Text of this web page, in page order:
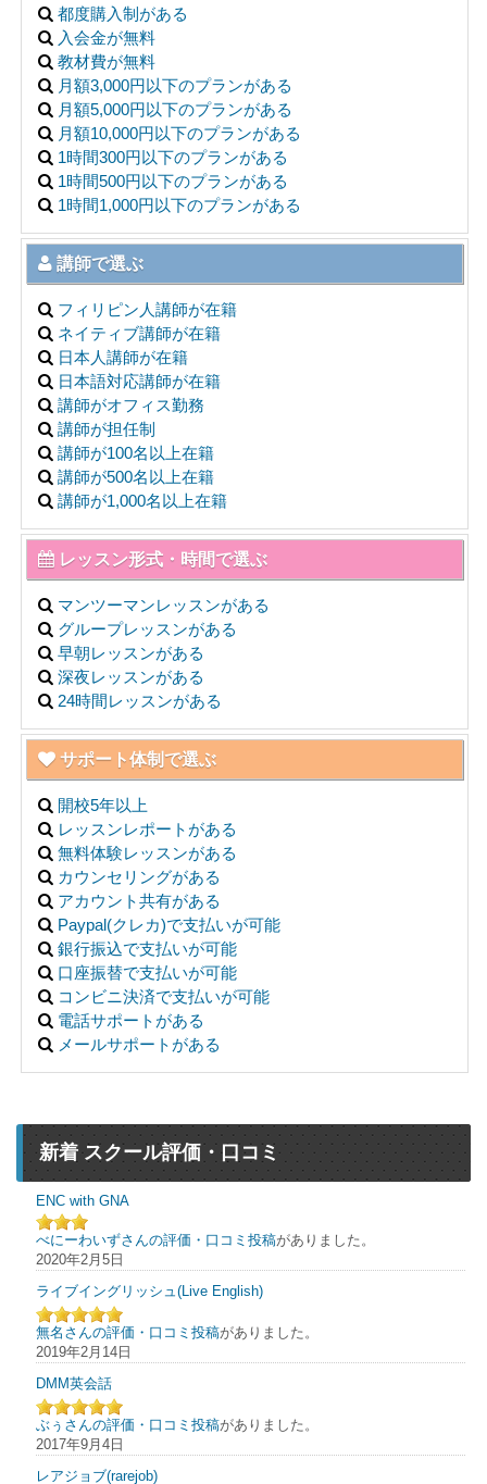
都度購入制がある
入会金が無料
教材費が無料
月額3,000円以下のプランがある
月額5,000円以下のプランがある
月額10,000円以下のプランがある
1時間300円以下のプランがある
1時間500円以下のプランがある
1時間1,000円以下のプランがある
講師で選ぶ
フィリピン人講師が在籍
ネイティブ講師が在籍
日本人講師が在籍
日本語対応講師が在籍
講師がオフィス勤務
講師が担任制
講師が100名以上在籍
講師が500名以上在籍
講師が1,000名以上在籍
レッスン形式・時間で選ぶ
マンツーマンレッスンがある
グループレッスンがある
早朝レッスンがある
深夜レッスンがある
24時間レッスンがある
サポート体制で選ぶ
開校5年以上
レッスンレポートがある
無料体験レッスンがある
カウンセリングがある
アカウント共有がある
Paypal(クレカ)で支払いが可能
銀行振込で支払いが可能
口座振替で支払いが可能
コンビニ決済で支払いが可能
電話サポートがある
メールサポートがある
新着 スクール評価・口コミ
ENC with GNA
べにーわいずさんの評価・口コミ投稿がありました。
2020年2月5日
ライブイングリッシュ(Live English)
無名さんの評価・口コミ投稿がありました。
2019年2月14日
DMM英会話
ぶぅさんの評価・口コミ投稿がありました。
2017年9月4日
レアジョブ(rarejob)